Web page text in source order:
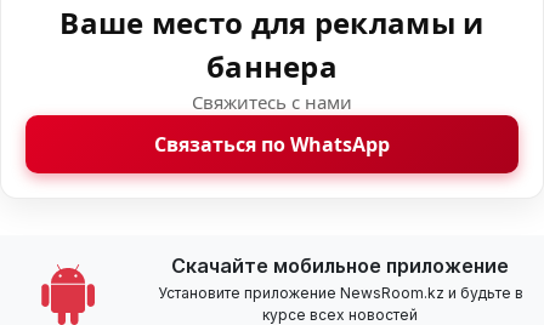
Ваше место для рекламы и
баннера
Свяжитесь с нами
Связаться по WhatsApp
Скачайте мобильное приложение
Установите приложение NewsRoom.kz и будьте в
курсе всех новостей